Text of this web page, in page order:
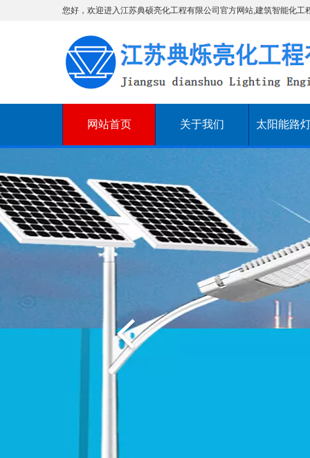
您好，欢迎进入江苏典硕亮化工程有限公司官方网站,建筑智能化工
网站首页 关于我们 太阳能路